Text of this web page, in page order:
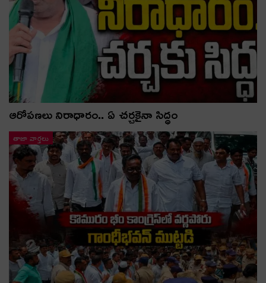
ఆరోపణలు నిరాధారం.. ఏ చర్చకైనా సిద్ధం
తాజా వార్తలు